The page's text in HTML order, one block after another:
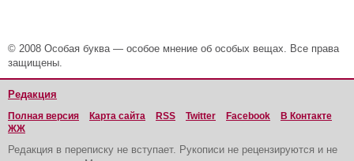
© 2008 Особая буква — особое мнение об особых вещах. Все права
защищены.
Редакция
Полная версия Карта сайта RSS Twitter Facebook
В Контакте
ЖЖ
Редакция в переписку не вступает. Рукописи не рецензируются и не